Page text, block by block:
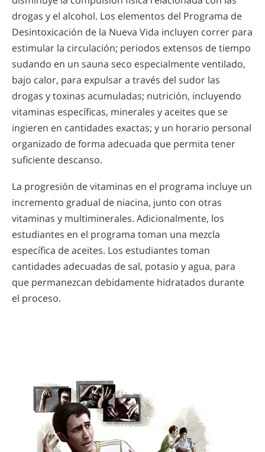
drogas y el alcohol. Los elementos del Programa de
Desintoxicación de la Nueva Vida incluyen correr para
estimular la circulación; periodos extensos de tiempo
sudando en un sauna seco especialmente ventilado,
bajo calor, para expulsar a través del sudor las
drogas y toxinas acumuladas; nutrición, incluyendo
vitaminas específicas, minerales y aceites que se
ingieren en cantidades exactas; y un horario personal
organizado de forma adecuada que permita tener
suficiente descanso.
La progresión de vitaminas en el programa incluye un
incremento gradual de niacina, junto con otras
vitaminas y multiminerales. Adicionalmente, los
estudiantes en el programa toman una mezcla
específica de aceites. Los estudiantes toman
cantidades adecuadas de sal, potasio y agua, para
que permanezcan debidamente hidratados durante
el proceso.